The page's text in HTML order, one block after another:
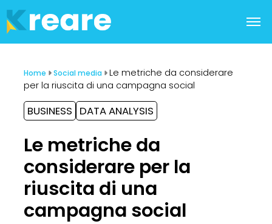
Home Social media
Le metriche da considerare
per la riuscita di una campagna social
TAG:
BUSINESS TAG:
DATA ANALYSIS
Le metriche da
considerare per la
riuscita di una
campagna social